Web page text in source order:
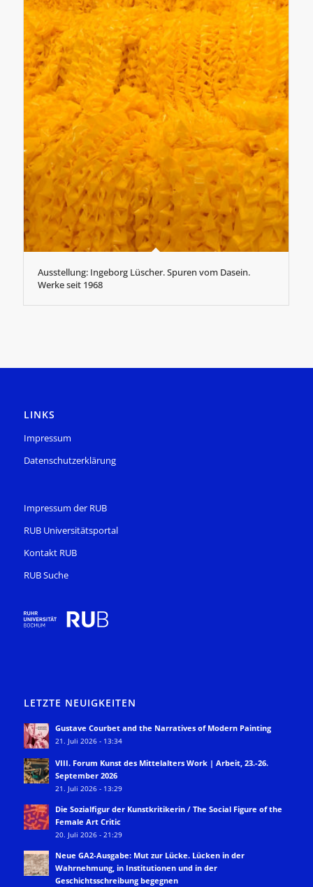
Ausstellung: Ingeborg Lüscher. Spuren vom Dasein.
Werke seit 1968
LINKS
Impressum
Datenschutzerklärung
Impressum der RUB
RUB Universitätsportal
Kontakt RUB
RUB Suche
LETZTE NEUIGKEITEN
Gustave Courbet and the Narratives of Modern Painting
21. Juli 2026 - 13:34
VIII. Forum Kunst des Mittelalters Work | Arbeit, 23.-26.
September 2026
21. Juli 2026 - 13:29
Die Sozialfigur der Kunstkritikerin / The Social Figure of the
Female Art Critic
20. Juli 2026 - 21:29
Neue GA2-Ausgabe: Mut zur Lücke. Lücken in der
Wahrnehmung, in Institutionen und in der
Geschichtsschreibung begegnen